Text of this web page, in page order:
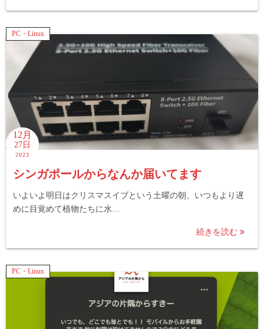
PC・Linux
12月
27日
2023
シンガポールからなんか届いてます
いよいよ明日はクリスマスイブという土曜の朝、いつもより遅
めに目覚めて植物たちに水…
続きを読む
PC・Linux